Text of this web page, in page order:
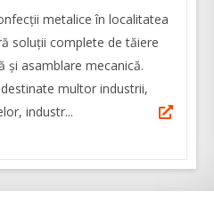
metalice în localitatea
soluții complete de tăiere
și asamblare mecanică.
multor industrii,
industr...